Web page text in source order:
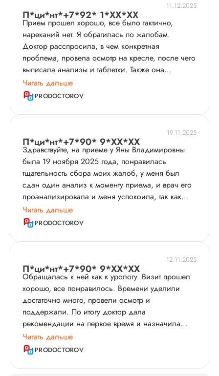
11.12.2025
П*ци*нт*+7*92* 1*XX*XX
Прием прошел хорошо, все было тактично,
нареканий нет. Я обратилась по жалобам.
Доктор расспросила, в чем конкретная
проблема, провела осмотр на кресле, после чего
выписала анализы и таблетки. Также она
объяснила, что конкретно не так в организме. Во
время осмотра я чувствовала себя комфортно.
Врач понятно рассказала, доступным языком,
чтобы обычному человеку, далекому от
медицины, было все ясно. На все мои вопросы
она ответила. Прием начался без задержек и
продлился примерно минут 30. Я уже начала
проходить лечение, но об эффективности рано
пока говорить. Могу отметить у Яны
Владимировны эмпатию, профессионализм,
владение обширными знаниями. Думаю, я бы
посоветовала такого специалист. Обратилась к
Нечаевой Яне Владимировне впервые. Узнала о
ориентировалась на отзывы и на то, что врач
Читать дальше
PRODOCTOROV
19.11.2025
П*ци*нт*+7*90* 9*XX*XX
Здравствуйте, на приеме у Яны Владимировны
была 19 ноября 2025 года, понравилась
тщательность сбора моих жалоб, у меня был
сдан один анализ​ к моменту приема, и врач его
проанализировала и меня успокоила, так как
результаты были для меня пугающими. Отвечала
на мои вопросы, не оставляя непонимания в
моей голове. Объяснила диагноз (подтвердила
мои предположения), назначила на данный
обследования на ближайшее время. Тактику
лечения пока не оцениваю, так как только начала
сегодня лечение. Врач превентивной и
доказательной медицины, для меня это очень
важно и ценно. Однозначно, рекомендую Яну
Владимировну.
Читать дальше
PRODOCTOROV
12.11.2025
П*ци*нт*+7*90* 9*XX*XX
Обращалась к ней как к урологу. Визит прошел
хорошо, все понравилось. Времени уделили
достаточно много, провели осмотр и
поддержали. По итогу доктор дала
рекомендации на первое время и назначила
много анализов​, которые нужно сдать, чтобы
решить мою проблему. Собираю результаты и
планирую обратиться к ней повторно для
назначения длительного лечения. У меня
Читать дальше
PRODOCTOROV